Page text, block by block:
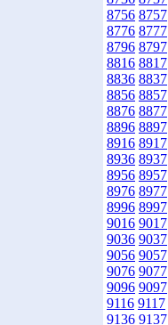
8756 8757
8776 8777
8796 8797
8816 8817
8836 8837
8856 8857
8876 8877
8896 8897
8916 8917
8936 8937
8956 8957
8976 8977
8996 8997
9016 9017
9036 9037
9056 9057
9076 9077
9096 9097
9116 9117
9136 9137